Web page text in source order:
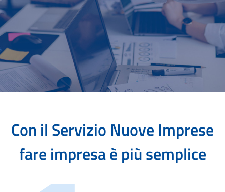
Con il Servizio Nuove Imprese
fare impresa è più semplice